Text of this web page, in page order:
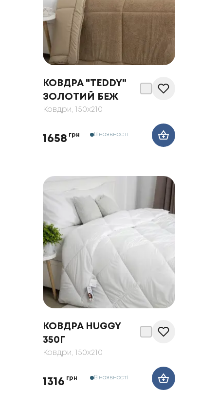
КОВДРА "TEDDY"
ЗОЛОТИЙ БЕЖ
Ковдри, 150x210
1658 грн В наявності
КОВДРА HUGGY
350Г
Ковдри, 150x210
1316 грн В наявності